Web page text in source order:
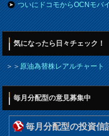
ついにドコモからOCNモバ
気になったら日々チェック！
＞＞原油為替株レアルチャート
毎月分配型の意見募集中
毎月分配型の投資